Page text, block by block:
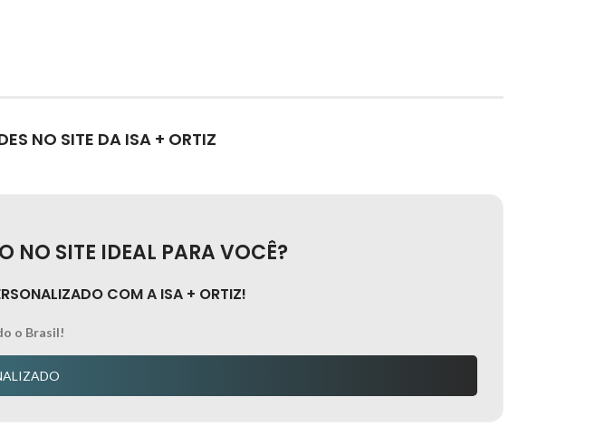
NO SITE DA ISA + ORTIZ
NO SITE IDEAL PARA VOCÊ?
COM A ISA + ORTIZ!
o Brasil!